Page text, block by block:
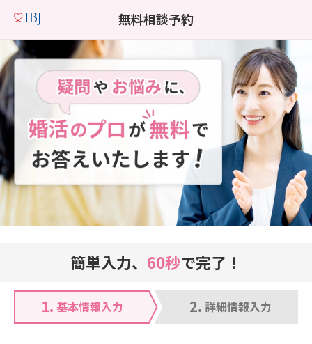
無料相談予約
簡単入力、 60秒で完了！
1. 基本情報入力 2. 詳細情報入力